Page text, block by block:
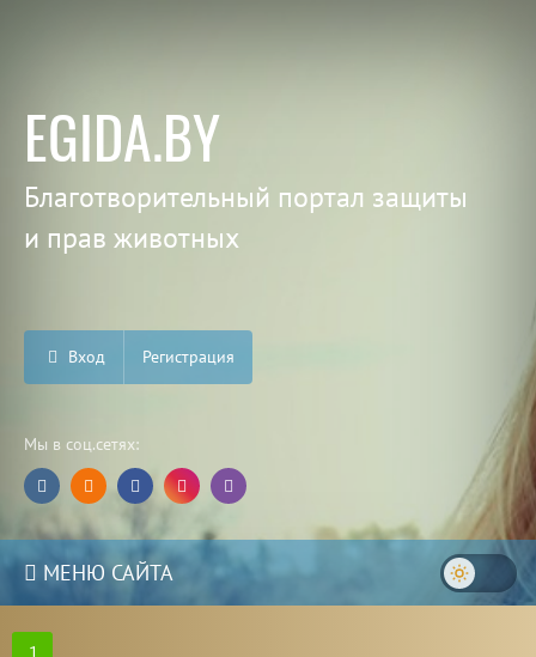
EGIDA.BY
Благотворительный портал защиты
и прав животных
Вход Регистрация
Мы в соц.сетях:
МЕНЮ САЙТА
1